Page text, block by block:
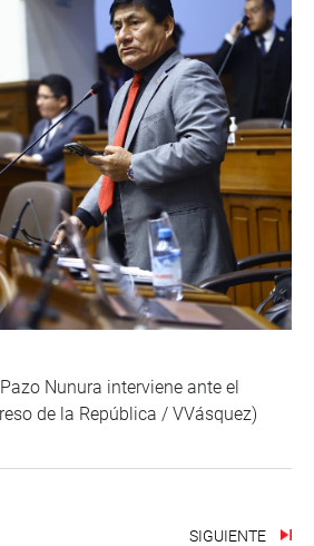
Nunura interviene ante el
de la República / VVásquez)
SIGUIENTE